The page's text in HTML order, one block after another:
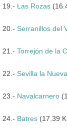
19.- Las Rozas
20.- Serranillos del
21.- Torrejón de la
22.- Sevilla la Nueva
23.- Navalcarnero
24.- Batres (17.39